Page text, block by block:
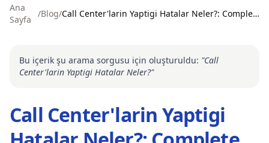
Ana
Sayfa
/Blog/ Call Center'larin Yaptigi Hatalar Neler?: Complete Guide and Analysis
Bu içerik şu arama sorgusu için oluşturuldu: "Call
Center'larin Yaptigi Hatalar Neler?"
Call Center'larin Yaptigi